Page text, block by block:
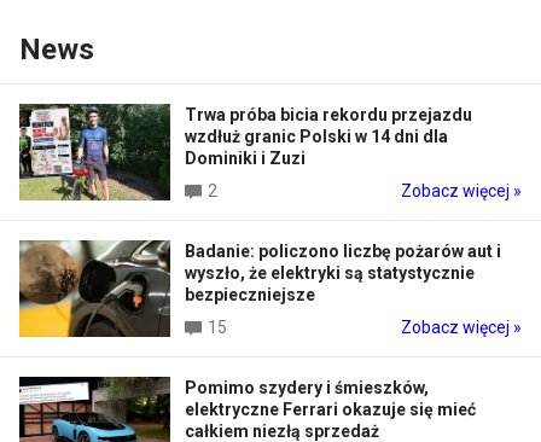
News
Trwa próba bicia rekordu przejazdu
wzdłuż granic Polski w 14 dni dla
Dominiki i Zuzi
2
Zobacz więcej »
Badanie: policzono liczbę pożarów aut i
wyszło, że elektryki są statystycznie
bezpieczniejsze
15
Zobacz więcej »
Pomimo szydery i śmieszków,
elektryczne Ferrari okazuje się mieć
całkiem niezłą sprzedaż